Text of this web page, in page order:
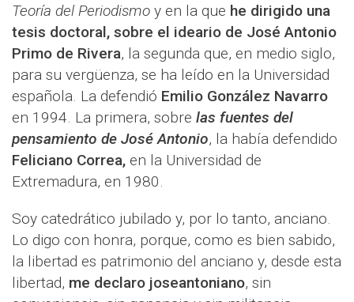
Teoría del Periodismo y en la que he dirigido una
tesis doctoral, sobre el ideario de José Antonio
Primo de Rivera, la segunda que, en medio siglo,
para su vergüenza, se ha leído en la Universidad
española. La defendió Emilio González Navarro
en 1994. La primera, sobre las fuentes del
pensamiento de José Antonio, la había defendido
Feliciano Correa, en la Universidad de
Extremadura, en 1980.
Soy catedrático jubilado y, por lo tanto, anciano.
Lo digo con honra, porque, como es bien sabido,
la libertad es patrimonio del anciano y, desde esta
libertad, me declaro joseantoniano, sin